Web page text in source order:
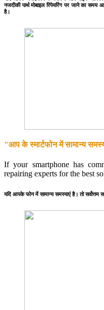
नजदीकी पार्थ मोबाइल रिपेयरिंग पर जाने का
है।
"आप के स्मार्टफोन में सामान्य
If your smartphone has
repairing experts for the best
यदि आपके फोन में सामान्य समस्याएं है। तो सर्वोत्तम